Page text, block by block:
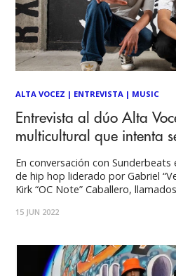
ALTA VOCEZ | ENTREVISTA | MUSIC
Entrevista al dúo Alta
multicultural que intenta
En conversación con
de hip hop liderado por Gabriel
Kirk “OC Note” Caballero,
primer ep homónimo, sus
15 JUN 2022